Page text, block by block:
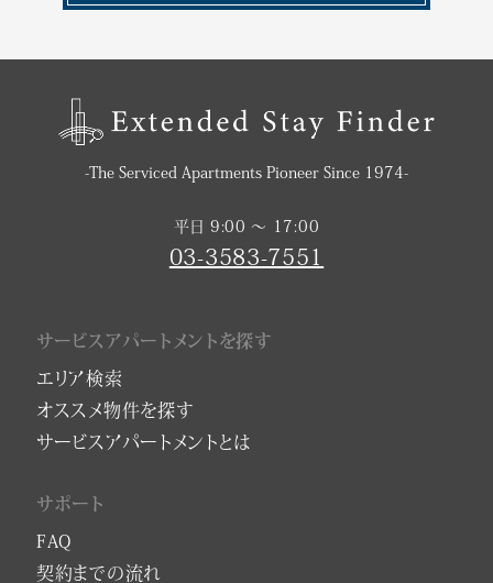
-The Serviced Apartments Pioneer Since 1974-
平日 9:00 〜 17:00
03-3583-7551
サービスアパートメントを探す
エリア検索
オススメ物件を探す
サービスアパートメントとは
サポート
FAQ
契約までの流れ